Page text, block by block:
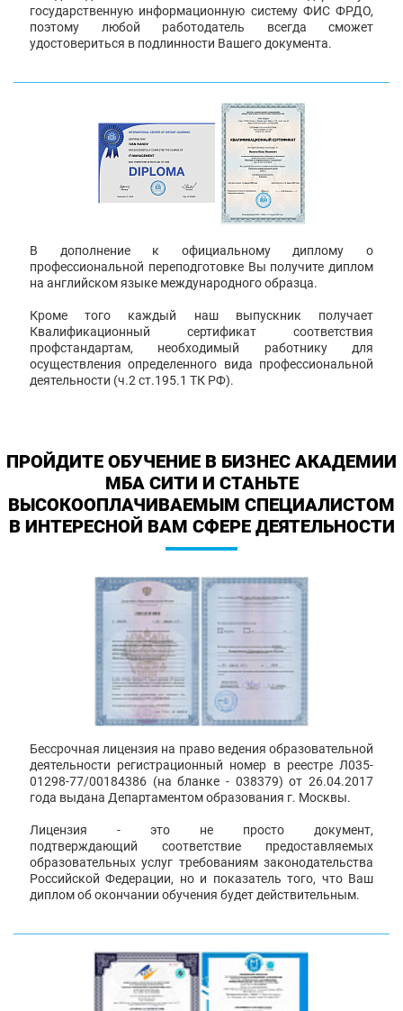
государственную информационную систему ФИС ФРДО,
поэтому любой работодатель всегда сможет
удостовериться в подлинности Вашего документа.
В дополнение к официальному диплому о
профессиональной переподготовке Вы получите диплом
на английском языке международного образца.
Кроме того каждый наш выпускник получает
Квалификационный сертификат соответствия
профстандартам, необходимый работнику для
осуществления определенного вида профессиональной
деятельности (ч.2 ст.195.1 ТК РФ).
ПРОЙДИТЕ ОБУЧЕНИЕ В БИЗНЕС АКАДЕМИИ
МБА СИТИ И СТАНЬТЕ
ВЫСОКООПЛАЧИВАЕМЫМ СПЕЦИАЛИСТОМ
В ИНТЕРЕСНОЙ ВАМ СФЕРЕ ДЕЯТЕЛЬНОСТИ
Бессрочная лицензия на право ведения образовательной
деятельности регистрационный номер в реестре Л035-
01298-77/00184386 (на бланке - 038379) от 26.04.2017
года выдана Департаментом образования г. Москвы.
Лицензия - это не просто документ,
подтверждающий соответствие предоставляемых
образовательных услуг требованиям законодательства
Российской Федерации, но и показатель того, что Ваш
диплом об окончании обучения будет действительным.